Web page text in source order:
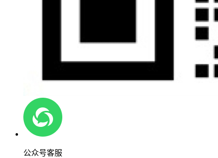
公众号客服